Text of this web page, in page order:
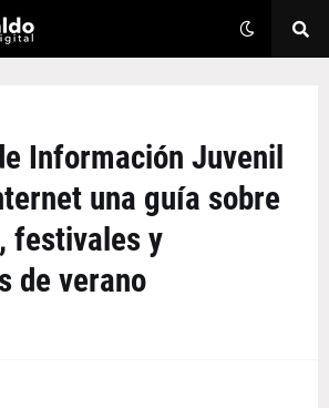
Información Juvenil
una guía sobre
festivales y
de verano